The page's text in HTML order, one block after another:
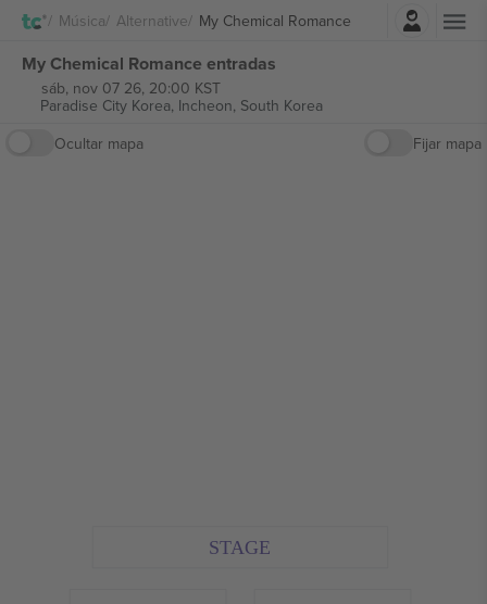
Música Alternative My Chemical Romance
Iniciar sesión
My Chemical Romance entradas
sáb, nov 07 26, 20:00 KST
Paradise City Korea, Incheon, South Korea
Ocultar mapa
Fijar mapa
STAGE